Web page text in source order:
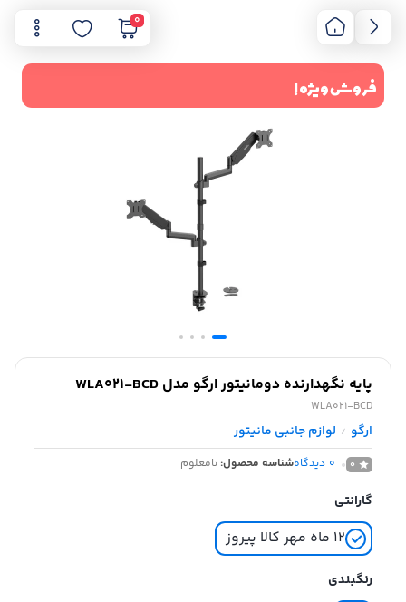
0
فروش ویژه !
پایه نگهدارنده دومانیتور ارگو مدل WLA021-BCD
WLA021-BCD
ارگو / لوازم جانبی مانیتور
0
0 دیدگاهشناسه محصول: نامعلوم
گارانتی
12 ماه مهر کالا پیروز
رنگبندی